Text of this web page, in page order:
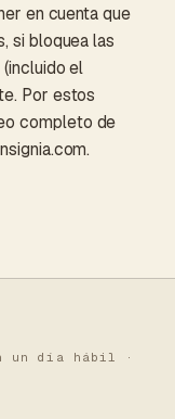
en cuenta que
si bloquea las
el
Por estos
completo de
un día hábil ·